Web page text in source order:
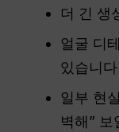
더 긴 생
얼굴 디
있습니다
일부 현
벽해”